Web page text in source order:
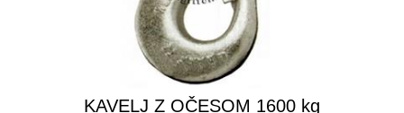
KAVELJ Z OČESOM 1600 kg